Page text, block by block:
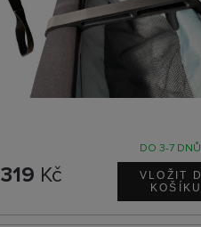
DO 3-7
319 Kč